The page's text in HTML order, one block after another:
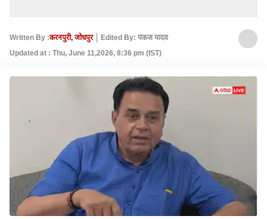
Written By :करनपुरी, जोधपुर
Edited By: पंकज यादव
Updated at : Thu, June 11,2026, 8:36 pm (IST)